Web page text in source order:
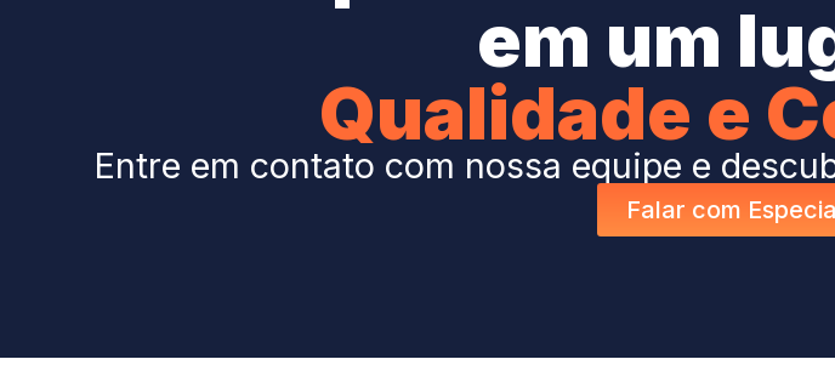
em um
Qualidade e
Entre em contato com nossa equipe e
Falar com